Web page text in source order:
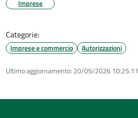
Imprese
Categorie:
Imprese e commercio Autorizzazioni
Ultimo aggiornamento: 20/05/2026 10:25.11